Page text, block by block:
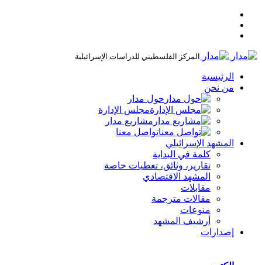
المركز الفلسطيني للدراسات الإسرائيلية
الرئيسية
من نحن
حول مدار
مجلس الإدارة
مشاريع مدار
تواصل معنا
المشهد الإسرائيلي
كلمة في البداية
تقارير، وثائق، تغطيات خاصة
المشهد الاقتصادي
مقابلات
مقالات مترجمة
منوعات
أرشيف المشهد
إصدارات